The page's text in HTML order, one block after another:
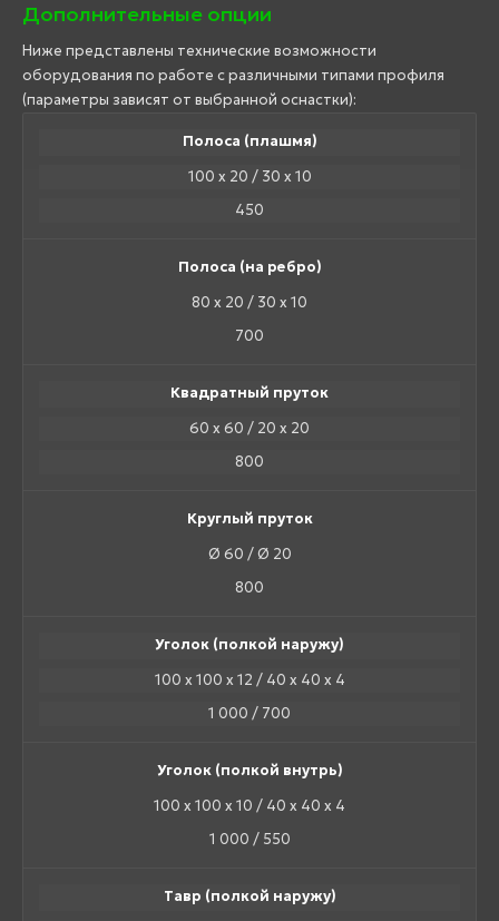
Дополнительные опции
Ниже представлены технические возможности
оборудования по работе с различными типами профиля
(параметры зависят от выбранной оснастки):
Полоса (плашмя)
100 х 20 / 30 х 10
450
Полоса (на ребро)
80 х 20 / 30 х 10
700
Квадратный пруток
60 х 60 / 20 х 20
800
Круглый пруток
Ø 60 / Ø 20
800
Уголок (полкой наружу)
100 х 100 х 12 / 40 х 40 х 4
1 000 / 700
Уголок (полкой внутрь)
100 х 100 х 10 / 40 х 40 х 4
1 000 / 550
Тавр (полкой наружу)